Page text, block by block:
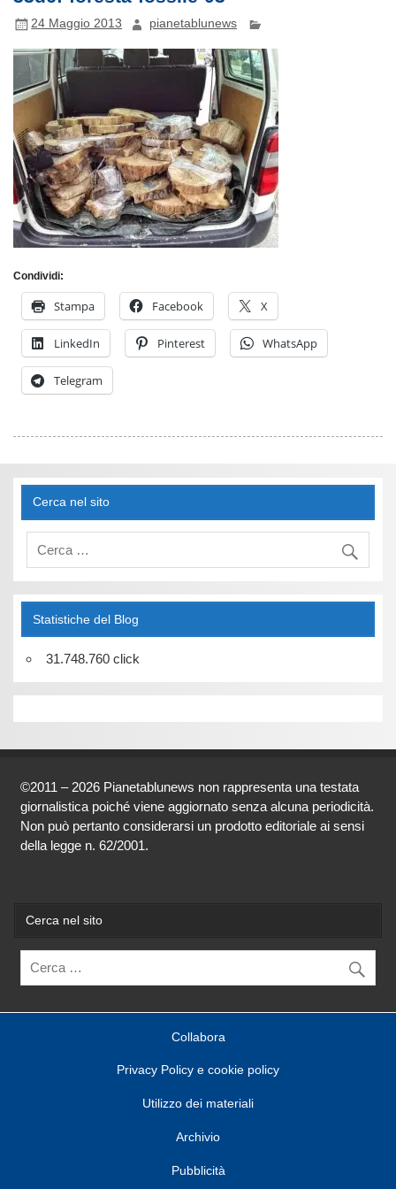
24 Maggio 2013 pianetablunews
Condividi:
Stampa Facebook X
LinkedIn Pinterest WhatsApp
Telegram
Cerca nel sito
Statistiche del Blog
31.748.760 click
©2011 – 2026 Pianetablunews non rappresenta una testata
giornalistica poiché viene aggiornato senza alcuna periodicità.
Non può pertanto considerarsi un prodotto editoriale ai sensi
della legge n. 62/2001.
Cerca nel sito
Collabora
Privacy Policy e cookie policy
Utilizzo dei materiali
Archivio
Pubblicità